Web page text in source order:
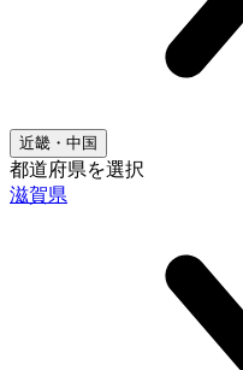
近畿・中国
都道府県を選択
滋賀県